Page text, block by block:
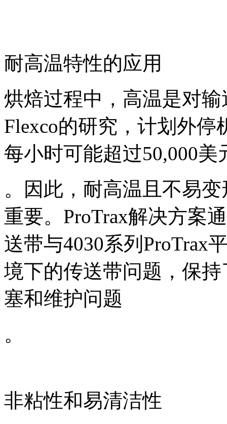
耐高温特性的应用
烘焙过程中，高温是对
Flexco的研究，计划外
每小时可能超过50,000美
。因此，耐高温且不易
重要。ProTrax解决方案
送带与4030系列ProTrax
境下的传送带问题，保
塞和维护问题
。
非粘性和易清洁性